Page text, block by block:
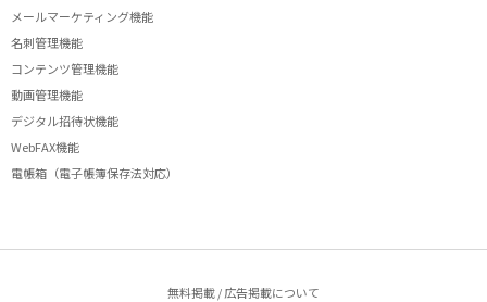
メールマーケティング機能
名刺管理機能
コンテンツ管理機能
動画管理機能
デジタル招待状機能
WebFAX機能
電帳箱（電子帳簿保存法対応）
無料掲載 / 広告掲載について